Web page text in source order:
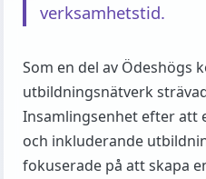
verksamhetstid.
Som en del av Ödeshögs
utbildningsnätverk
Insamlingsenhet efter att
och inkluderande
fokuserade på att skapa